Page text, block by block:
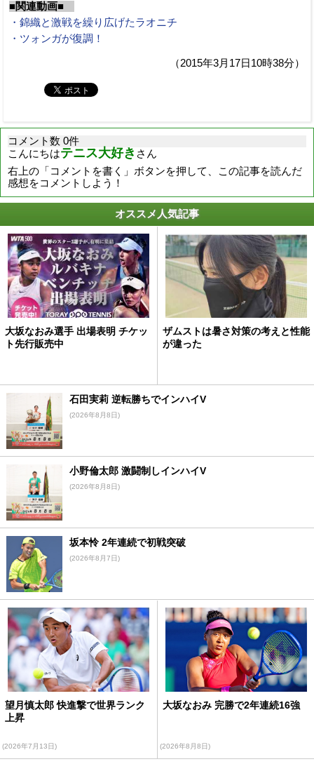
■関連動画■
・錦織と激戦を繰り広げたラオニチ
・ツォンガが復調！
（2015年3月17日10時38分）
コメント数 0件
こんにちはテニス大好き さん
右上の「コメントを書く」ボタンを押して、この記事を読んだ
感想をコメントしよう！
オススメ人気記事
大坂なおみ選手 出場表明 チケッ
ト先行販売中
ザムストは暑さ対策の考えと性能
が違った
石田実莉 逆転勝ちでインハイV
(2026年8月8日)
小野倫太郎 激闘制しインハイV
(2026年8月8日)
坂本怜 2年連続で初戦突破
(2026年8月7日)
望月慎太郎 快進撃で世界ランク
上昇
(2026年7月13日)
大坂なおみ 完勝で2年連続16強
(2026年8月8日)